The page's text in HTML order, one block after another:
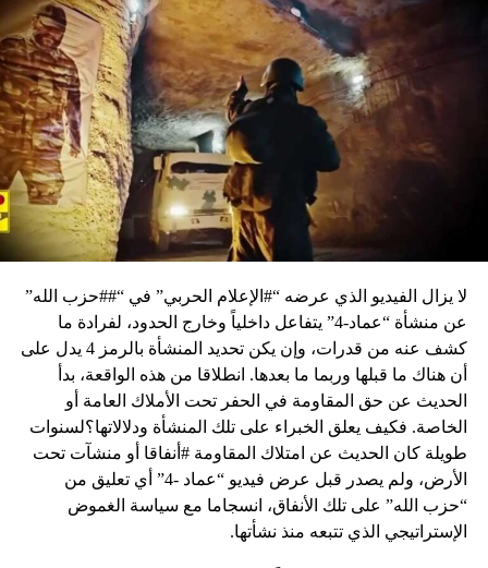
لا يزال الفيديو الذي عرضه “#الإعلام الحربي” في “##حزب الله”
عن منشأة “عماد-4” يتفاعل داخلياً وخارج الحدود، لفرادة ما
كشف عنه من قدرات، وإن يكن تحديد المنشأة بالرمز 4 يدل على
أن هناك ما قبلها وربما ما بعدها. انطلاقا من هذه الواقعة، بدأ
الحديث عن حق المقاومة في الحفر تحت الأملاك العامة أو
الخاصة. فكيف يعلق الخبراء على تلك المنشأة ودلالاتها؟لسنوات
طويلة كان الحديث عن امتلاك المقاومة #أنفاقا أو منشآت تحت
الأرض، ولم يصدر قبل عرض فيديو “عماد -4” أي تعليق من
“حزب الله” على تلك الأنفاق، انسجاما مع سياسة الغموض
الإستراتيجي الذي تتبعه منذ نشأتها.